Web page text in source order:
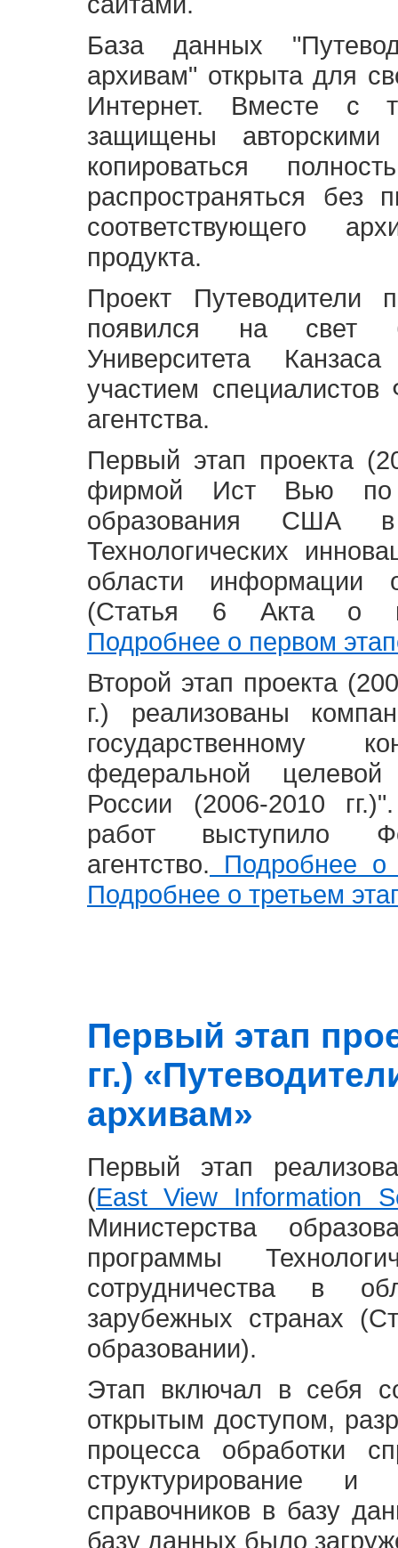
База данных
архивам" открыта для
Интернет. Вместе с
защищены
копироваться
распространяться без
соответствующего
продукта.
Проект Путеводители
появился на свет
Университета
участием специалистов
агентства.
Первый этап проекта
фирмой Ист Вью по
образования США
Технологических
области информации
(Статья 6 Акта о
Подробнее о первом
Второй этап проекта
г.) реализованы
государственному
федеральной
России (2006-2010
работ выступило
агентство. Подробнее о
Подробнее о третьем
Первый этап
гг.)
архивам»
Первый этап
(East View Information
Министерства
программы
сотрудничества в
зарубежных странах
образовании).
Этап включал в себя
открытым доступом,
процесса обработки
структурирование и
справочников в базу
базу данных было